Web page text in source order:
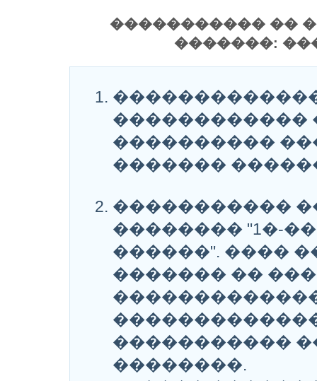
����������� ��
�������:
������������
����������
�������
�����������
�������� "1�-
������". ����
������� ��
�����������
��������.